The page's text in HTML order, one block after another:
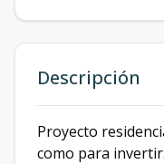
Descripción
Proyecto
como para